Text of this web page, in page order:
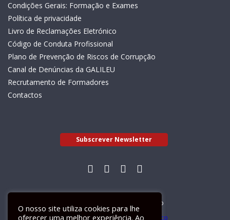
Condições Gerais: Formação e Exames
Política de privacidade
Livro de Reclamações Eletrónico
Código de Conduta Profissional
Plano de Prevenção de Riscos de Corrupção
Canal de Denúncias da GALILEU
Recrutamento de Formadores
Contactos
Subscrever Newsletter
Livro de Reclamações Electrónico
O nosso site utiliza cookies para lhe
oferecer uma melhor experiência. Ao